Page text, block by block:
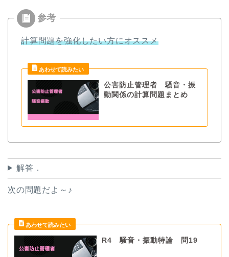
計算問題を強化したい方にオススメ
公害防止管理者 騒音・振
動関係の計算問題まとめ
解答．
次の問題だよ～♪
R4 騒音・振動特論 問19